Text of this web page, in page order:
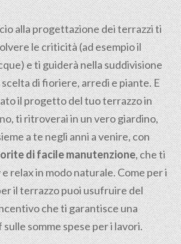
alla progettazione dei terrazzi ti
le criticità (ad esempio il
e ti guiderà nella suddivisione
scelta di fioriere, arredi e piante. E
il progetto del tuo terrazzo in
ti ritroverai in un vero giardino,
a te negli anni a venire, con
di facile manutenzione, che ti
relax in modo naturale. Come per i
il terrazzo puoi usufruire del
che ti garantisce una
somme spese per i lavori.